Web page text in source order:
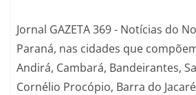
Jornal GAZETA 369 - Notícias do
Paraná, nas cidades que
Andirá, Cambará, Bandeirantes,
Cornélio Procópio, Barra do